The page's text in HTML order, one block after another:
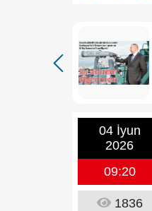
04 İyun
2026
09:20
1836